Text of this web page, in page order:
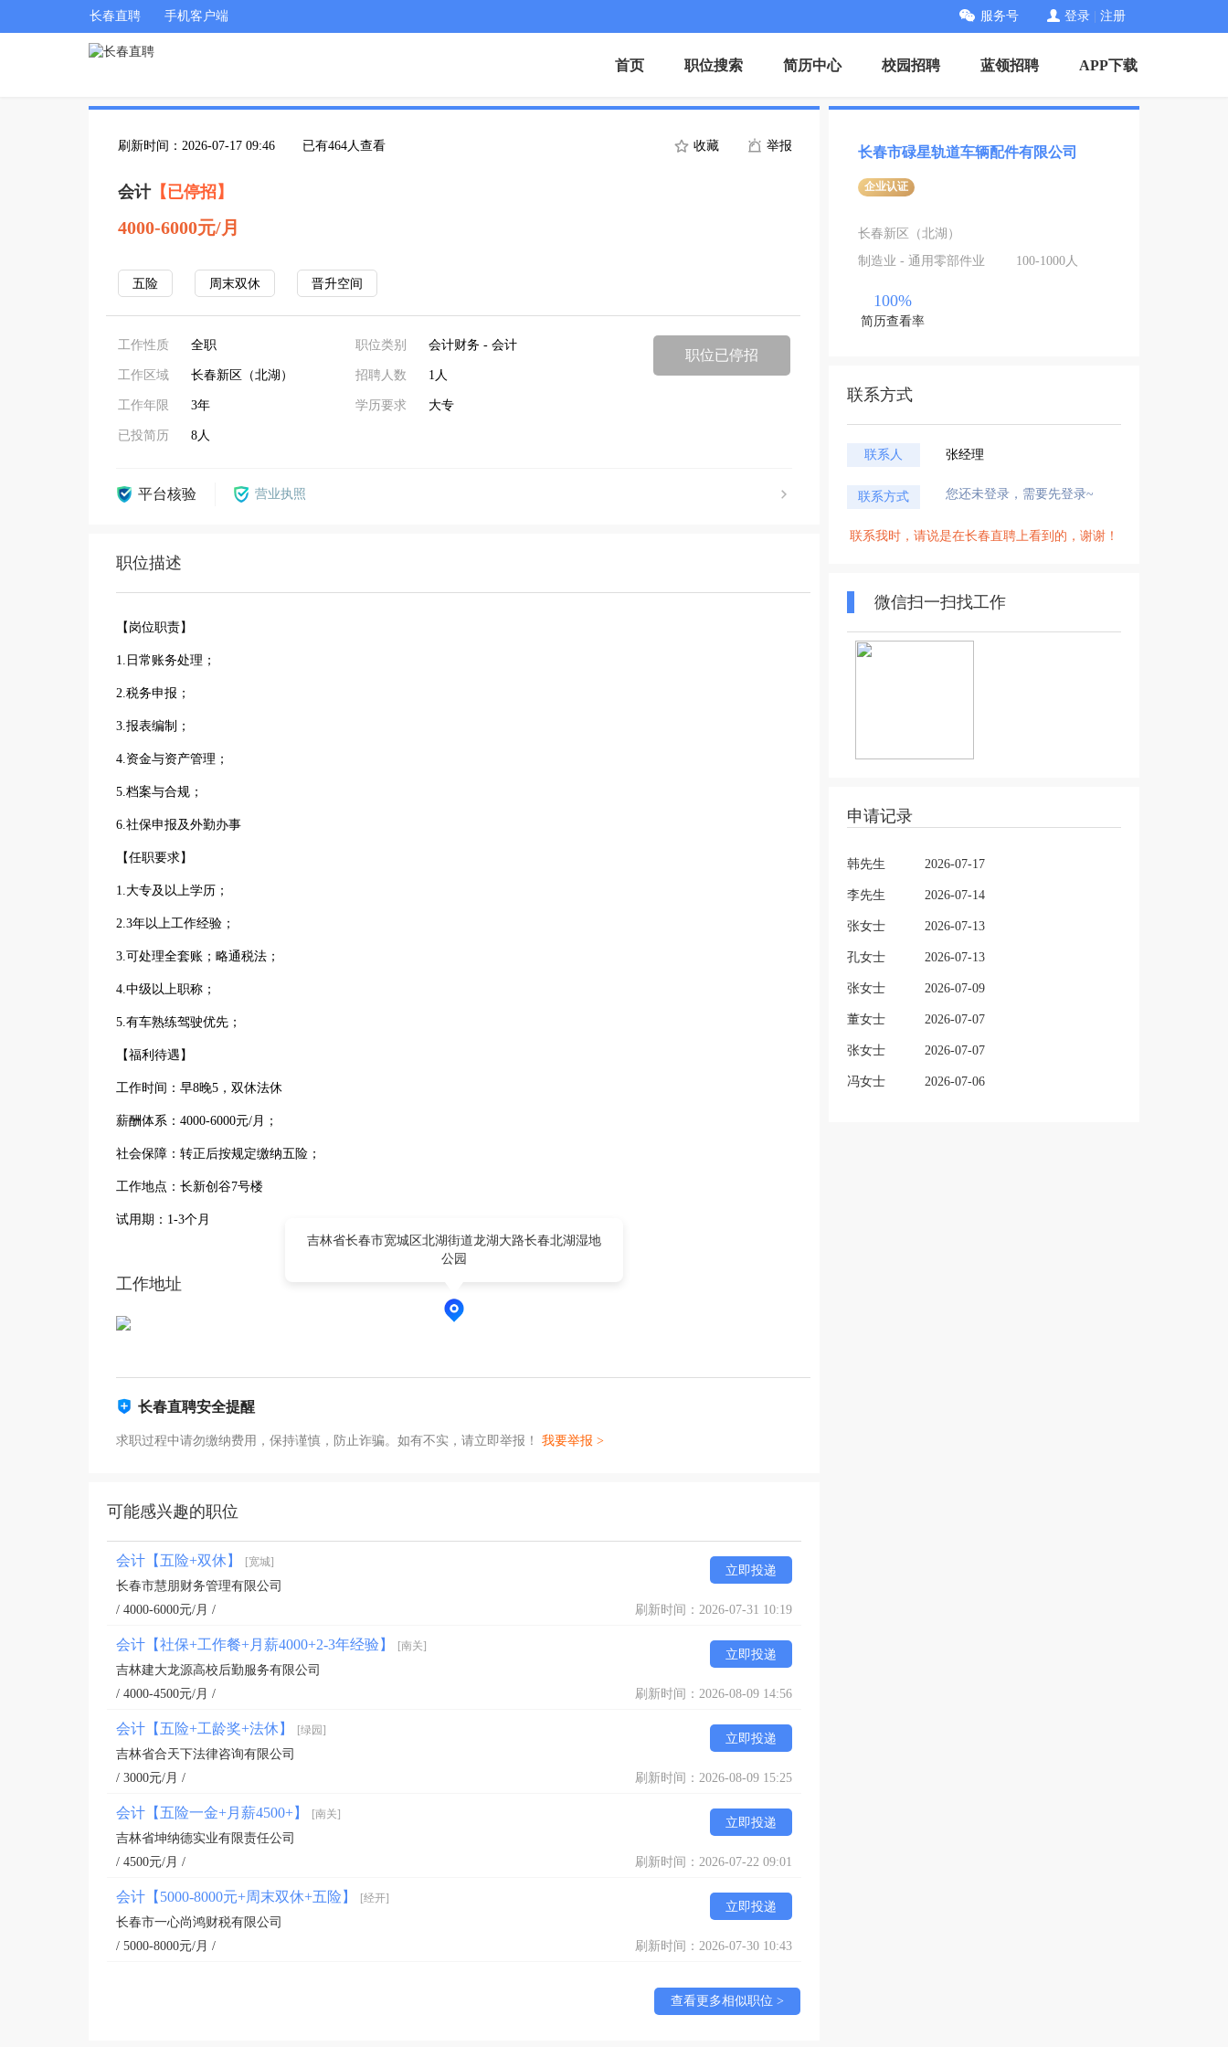
长春直聘 手机客户端 服务号 登录 注册
首页 职位搜索 简历中心 校园招聘 蓝领招聘 APP下载
刷新时间：2026-07-17 09:46 已有464人查看 收藏 举报
会计【已停招】
4000-6000元/月
五险 周末双休 晋升空间
工作性质 全职
工作区域 长春新区（北湖）
工作年限 3年
已投简历 8人
职位类别 会计财务 - 会计
招聘人数 1人
学历要求 大专
职位已停招
平台核验 营业执照
职位描述
【岗位职责】
1.日常账务处理；
2.税务申报；
3.报表编制；
4.资金与资产管理；
5.档案与合规；
6.社保申报及外勤办事
【任职要求】
1.大专及以上学历；
2.3年以上工作经验；
3.可处理全套账；略通税法；
4.中级以上职称；
5.有车熟练驾驶优先；
【福利待遇】
工作时间：早8晚5，双休法休
薪酬体系：4000-6000元/月；
社会保障：转正后按规定缴纳五险；
工作地点：长新创谷7号楼
试用期：1-3个月
工作地址
吉林省长春市宽城区北湖街道龙湖大路长春北湖湿地
公园
长春直聘安全提醒
求职过程中请勿缴纳费用，保持谨慎，防止诈骗。如有不实，请立即举报！ 我要举报 >
可能感兴趣的职位
会计【五险+双休】 [宽城]
立即投递
长春市慧朋财务管理有限公司
/ 4000-6000元/月 /
刷新时间：2026-07-31 10:19
会计【社保+工作餐+月薪4000+2-3年经验】 [南关]
立即投递
吉林建大龙源高校后勤服务有限公司
/ 4000-4500元/月 /
刷新时间：2026-08-09 14:56
会计【五险+工龄奖+法休】 [绿园]
立即投递
吉林省合天下法律咨询有限公司
/ 3000元/月 /
刷新时间：2026-08-09 15:25
会计【五险一金+月薪4500+】 [南关]
立即投递
吉林省坤纳德实业有限责任公司
/ 4500元/月 /
刷新时间：2026-07-22 09:01
会计【5000-8000元+周末双休+五险】 [经开]
立即投递
长春市一心尚鸿财税有限公司
/ 5000-8000元/月 /
刷新时间：2026-07-30 10:43
查看更多相似职位 >
长春市碌星轨道车辆配件有限公司
企业认证
长春新区（北湖）
制造业 - 通用零部件业
100-1000人
100%
简历查看率
联系方式
联系人 张经理
联系方式 您还未登录，需要先登录~
联系我时，请说是在长春直聘上看到的，谢谢！
微信扫一扫找工作
申请记录
韩先生 2026-07-17
李先生 2026-07-14
张女士 2026-07-13
孔女士 2026-07-13
张女士 2026-07-09
董女士 2026-07-07
张女士 2026-07-07
冯女士 2026-07-06